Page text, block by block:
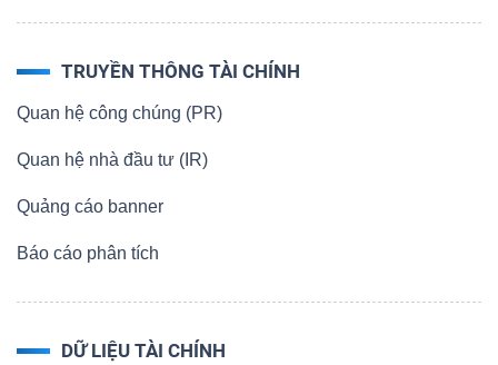
TRUYỀN THÔNG TÀI CHÍNH
Quan hệ công chúng (PR)
Quan hệ nhà đầu tư (IR)
Quảng cáo banner
Báo cáo phân tích
DỮ LIỆU TÀI CHÍNH